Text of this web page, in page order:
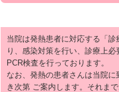
当院は発熱患者に対応する「
り、感染対策を行い、診療上
PCR検査を行っております。
なお、発熱の患者さんは当院
き次第 ご案内します。それま